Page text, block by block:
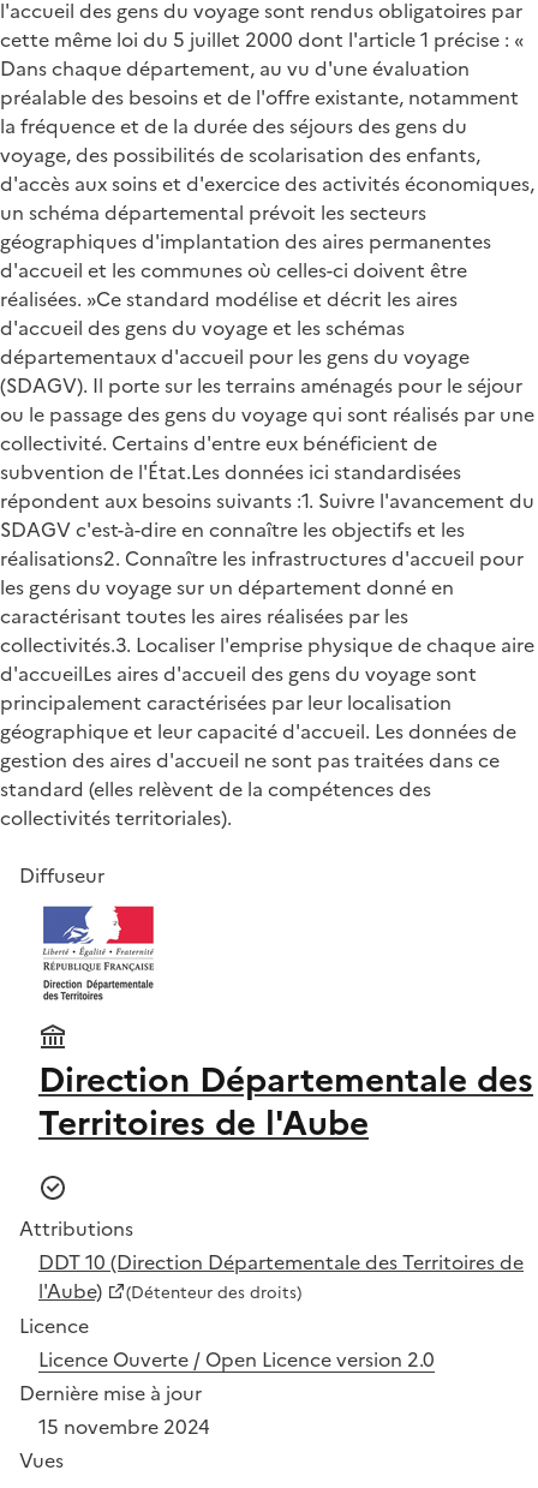
l'accueil des gens du voyage sont rendus obligatoires par
cette même loi du 5 juillet 2000 dont l'article 1 précise : «
Dans chaque département, au vu d'une évaluation
préalable des besoins et de l'offre existante, notamment
la fréquence et de la durée des séjours des gens du
voyage, des possibilités de scolarisation des enfants,
d'accès aux soins et d'exercice des activités économiques,
un schéma départemental prévoit les secteurs
géographiques d'implantation des aires permanentes
d'accueil et les communes où celles-ci doivent être
réalisées. »Ce standard modélise et décrit les aires
d'accueil des gens du voyage et les schémas
départementaux d'accueil pour les gens du voyage
(SDAGV). Il porte sur les terrains aménagés pour le séjour
ou le passage des gens du voyage qui sont réalisés par une
collectivité. Certains d'entre eux bénéficient de
subvention de l'État.Les données ici standardisées
répondent aux besoins suivants :1. Suivre l'avancement du
SDAGV c'est-à-dire en connaître les objectifs et les
réalisations2. Connaître les infrastructures d'accueil pour
les gens du voyage sur un département donné en
caractérisant toutes les aires réalisées par les
collectivités.3. Localiser l'emprise physique de chaque aire
d'accueilLes aires d'accueil des gens du voyage sont
principalement caractérisées par leur localisation
géographique et leur capacité d'accueil. Les données de
gestion des aires d'accueil ne sont pas traitées dans ce
standard (elles relèvent de la compétences des
collectivités territoriales).
Diffuseur
Direction Départementale des
Territoires de l'Aube
Attributions
DDT 10 (Direction Départementale des Territoires de
l'Aube)
(Détenteur des droits)
Licence
Licence Ouverte / Open Licence version 2.0
Dernière mise à jour
15 novembre 2024
Vues